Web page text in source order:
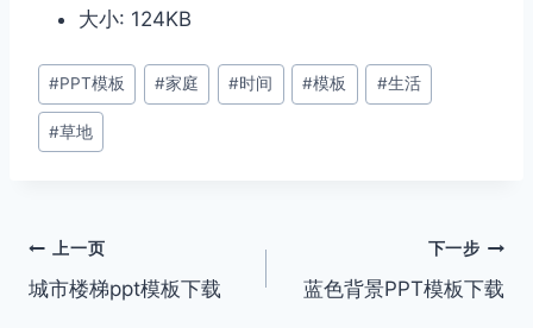
大小: 124KB
文
章
标
#PPT模板 #家庭 #时间 #模板 #生活
#草地
文
章
上一页
城市楼梯ppt模板下载
下一步
蓝色背景PPT模板下载